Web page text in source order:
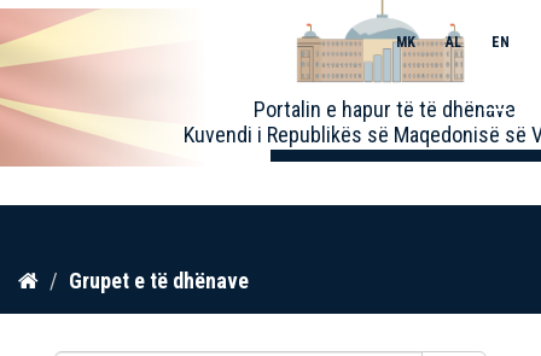
Kalo
përmbajtja
Portalin e hapur të të dhënave
Kuvendi i Republikës së Maqedonisë së
MK AL EN
Toggle
Grupet e të dhënave